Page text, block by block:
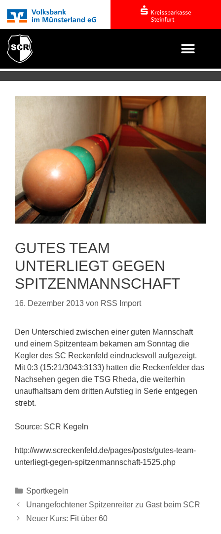
GUTES TEAM
UNTERLIEGT GEGEN
SPITZENMANNSCHAFT
16. Dezember 2013 von RSS Import
Den Unterschied zwischen einer guten Mannschaft
und einem Spitzenteam bekamen am Sonntag die
Kegler des SC Reckenfeld eindrucksvoll aufgezeigt.
Mit 0:3 (15:21/3043:3133) hatten die Reckenfelder das
Nachsehen gegen die TSG Rheda, die weiterhin
unaufhaltsam dem dritten Aufstieg in Serie entgegen
strebt.
Source: SCR Kegeln
http://www.screckenfeld.de/pages/posts/gutes-team-
unterliegt-gegen-spitzenmannschaft-1525.php
Sportkegeln
Unangefochtener Spitzenreiter zu Gast beim SCR
Neuer Kurs: Fit über 60